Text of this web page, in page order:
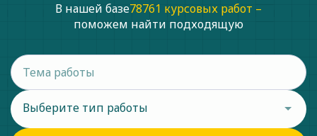
В нашей базе78761 курсовых работ –
поможем найти подходящую
Выберите тип работы